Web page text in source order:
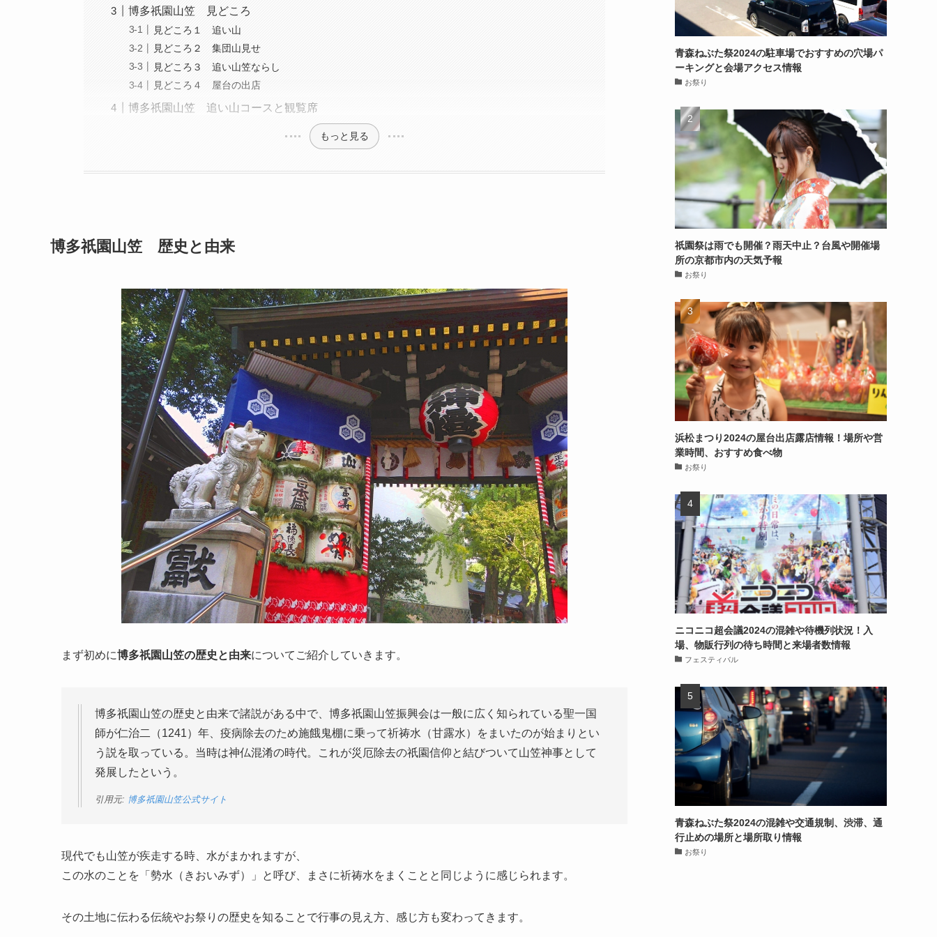
博多祇園山笠 見どころ
見どころ１ 追い山
見どころ２ 集団山見せ
見どころ３ 追い山笠ならし
見どころ４ 屋台の出店
博多祇園山笠 追い山コースと観覧席
もっと見る
博多祇園山笠 歴史と由来
まず初めに博多祇園山笠の歴史と由来についてご紹介していきます。
博多祇園山笠の歴史と由来で諸説がある中で、博多祇園山笠振興会は一般に広く知られている聖一国
師が仁治二（1241）年、疫病除去のため施餓鬼棚に乗って祈祷水（甘露水）をまいたのが始まりとい
う説を取っている。当時は神仏混淆の時代。これが災厄除去の祇園信仰と結びついて山笠神事として
発展したという。
引用元: 博多祇園山笠公式サイト
現代でも山笠が疾走する時、水がまかれますが、
この水のことを「勢水（きおいみず）」と呼び、まさに祈祷水をまくことと同じように感じられます。
その土地に伝わる伝統やお祭りの歴史を知ることで行事の見え方、感じ方も変わってきます。
青森ねぶた祭2024の駐車場でおすすめの穴場パ
ーキングと会場アクセス情報
お祭り
祇園祭は雨でも開催？雨天中止？台風や開催場
所の京都市内の天気予報
お祭り
浜松まつり2024の屋台出店露店情報！場所や営
業時間、おすすめ食べ物
お祭り
ニコニコ超会議2024の混雑や待機列状況！入
場、物販行列の待ち時間と来場者数情報
フェスティバル
青森ねぶた祭2024の混雑や交通規制、渋滞、通
行止めの場所と場所取り情報
お祭り